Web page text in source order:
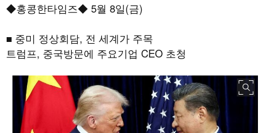
◆홍콩한타임즈◆ 5월 8일(금)
■ 중미 정상회담, 전 세계가 주목
트럼프, 중국방문에 주요기업 CEO 초청